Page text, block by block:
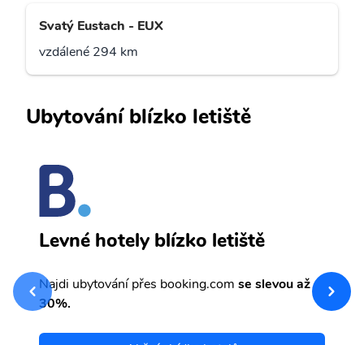
Svatý Eustach - EUX
vzdálené 294 km
Ubytování blízko letiště
Levné hotely blízko letiště
Najdi ubytování přes booking.com se slevou až
30%.